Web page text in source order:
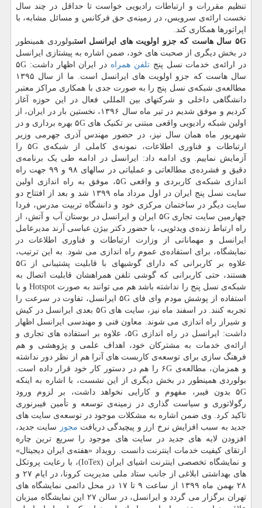
تنظیم مقررات و ارتباطات رادیویی خواست تا حداقل در چند سال
نخست ارائه‌ی سرویس، در زمینه‌ی حق فرکانس و مسائل مشابه، با
اپراتورها همکاری کند.
۵Gسال هاست که جزو اولویت های ایرانسل استبولوردی همینطور
در بخش دیگری از صحبت های خود، ضمن اشاره به پیشتازی ایرانسل
در ارائه‌ی خدمات نسل پنجتلفن همراه
در ایران اظهار داشت: ۵G
سال هاست که جزو اولویت های ایرانسل است. ما از سال ۱۳۹۵
مطالعه‌ی شبکه‌ی نسل پنج را به صورت جدی با همکاری مراکز معتبر
دانشگاهی داخلی و شرکتهای بین المللی فعال در این حوزه آغاز
کردیم و موفق شدیم در تیر ماه سال ۱۳۹۶، نخستین بار در ایران، از
اولین شبکه رادیویی واقعی مبتنی بر تکنیک های ۵G بهره برداری و در
شهریور ماه همان سال نیز، در حضور مهندس آذری جهرمی وزیر
ارتباطات و فناوری اطلاعات، نمونه‌ی کاملی از شبکه‌ی ۵G را
آزمایش نماییم. وی ادامه داد: ایرانسل در ادامه طی یک برنامه‌ی
دقیق و فشرده‌ی مطالعاتی و عملیاتی در سالهای ۹۸ و ۹۹ جهت راه
اندازی شبکه‌ی کاربردی و واقعی ۵G، موفق به راه اندازی اولین
سایت نسل پنج ایران در اول مرداد ماه ۱۳۹۹ شد و بعد از افتتاح دو
سایت دیگر در ساختمان مرکزی خود و دانشگاه تربیت مدرس، فردا
چهارمین سایت تجاری ۵G ایران و ایرانسل در بوستان آب و آتش، از
راه ارتباط زنده‌ی ویدئویی، با حضور دکتر بیژن عباسی آرند مدیرعامل
ایرانسل و مهمانانی از وزارت ارتباطات و فناوری اطلاعات در
نمایشگاه، برای استفاده‌ی عموم راه اندازی می شود. به این ترتیب،
علاوه بر کاربرانی که دارای گوشیهای با قابلیت پشتیبانی از ۵G
هستند، حتی کاربرانی که گوشی تلفن همراهشان قابلیت اتصال به
شبکه‌ی نسل پنج را نداشته باشد هم می توانند به صورت Hotspot و با
استفاده از پوشش مودم وای فای ۵G ایرانسل، تفاوت در سرعت را
تجربه کنند. در اسفند ماه نیز، سایت های ۵G بعدی ایرانسل در کیش
و شیراز راه اندازی می شوند. معاون فنی و مهندسی ایرانسل اظهار
داشت: ایرانسل در راه اندازی ۵G، علاوه بر استفاده های تجاری و
ارائه‌ی خدمات به مشترکان خود، اهداف علمی و پژوهشی و هم
فرهنگ سازی برای توسعه‌ی کاربست های آنرا هم از نظر دور نداشته
و همزمان، مطالعه‌ی ۶G را هم در دستور کار خود قرار داده است.
بولوردی همینطور در بخش دیگری از این نشست، با اشاره به اینکه
۵G بدون فیبر، مفهوم و کارایی نخواهد داشت، بر لزوم ورود
رگولاتوری و سیاست گذاری در زمینه‌ی توسعه و تأمین فیبرنوری
تاکید کرد. وی ضمن اشاره به مشکلات موجود در توسعه‌ی سایت های
جدید به سبب افزایش نرخ ارز و پیچیدگی دریافت مجوز
سایت جدید،
افزودن لایه های جدید در سایت های موجود را سریع ترین چاره
ارتقای کیفیت خدمات اینترنت دانست. رویداد «هفته‌ی ایران دیجیتال»
و نمایشگاه تخصصی اینترنت اشیای ایران (IoTex)، با رعایت پروتکل
های بهداشتی ابلاغی از جانب ستاد ملی مدیریت کرونا، در ایام ۲۷ و
۲۸ بهمن ماه ۱۳۹۹ از ساعت ۹ تا ۱۷ در محل دائمی نمایشگاه های
تهران برگزار می گردد و ایرانسل، در سالن ۲۷ این نمایشگاه میزبان